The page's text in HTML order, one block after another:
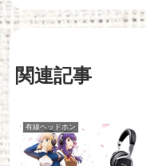
関連記事
有線ヘッドホン